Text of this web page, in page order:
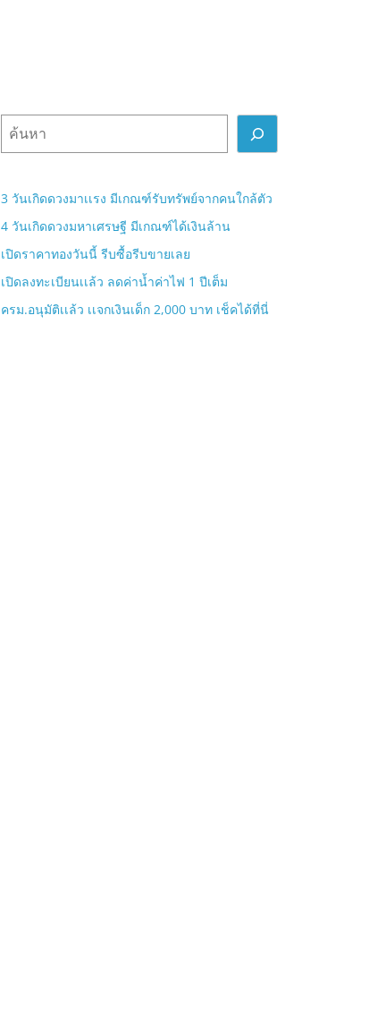
3 วันเกิดดวงมาเเรง มีเกณฑ์รับทรัพย์จากคนใกล้ตัว
4 วันเกิดดวงมหาเศรษฐี มีเกณฑ์ได้เงินล้าน
เปิดราคาทองวันนี้ รีบซื้อรีบขายเลย
เปิดลงทะเบียนเเล้ว ลดค่าน้ำค่าไฟ 1 ปีเต็ม
ครม.อนุมัติเเล้ว เเจกเงินเด็ก 2,000 บาท เช็คได้ที่นี่